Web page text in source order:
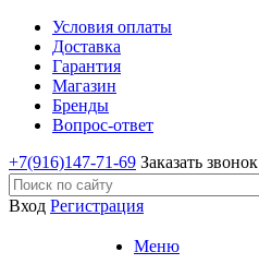
Условия оплаты
Доставка
Гарантия
Магазин
Бренды
Вопрос-ответ
+7(916)147-71-69 Заказать звонок
Вход Регистрация
Меню